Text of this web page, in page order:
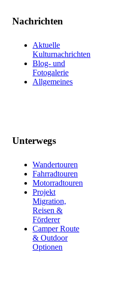
Nachrichten
Aktuelle
Kulturnachrichten
Blog- und
Fotogalerie
Allgemeines
Unterwegs
Wandertouren
Fahrradtouren
Motorradtouren
Projekt
Migration,
Reisen &
Förderer
Camper Route
& Outdoor
Optionen